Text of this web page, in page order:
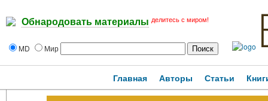
Обнародовать материалы делитесь с миром!
MD Мир
Главная Авторы Статьи